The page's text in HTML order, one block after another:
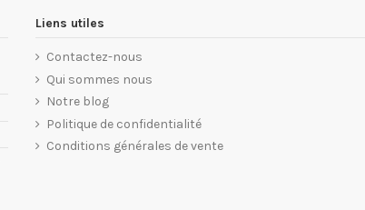
Liens utiles
Contactez-nous
Qui sommes nous
Notre blog
Politique de confidentialité
Conditions générales de vente